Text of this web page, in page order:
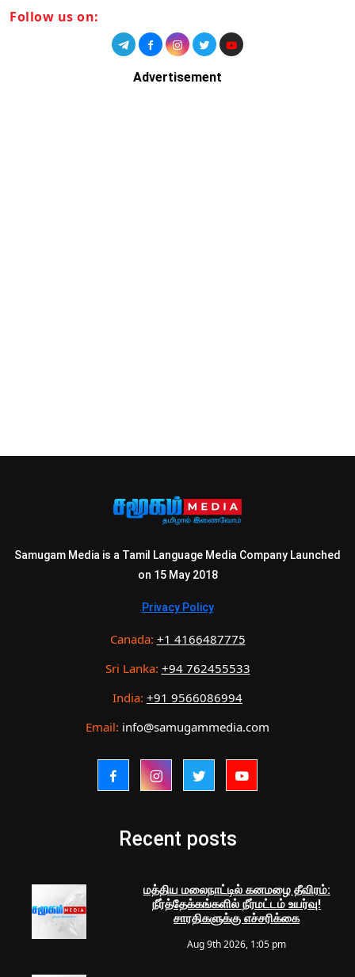
Follow us on:
Advertisement
Samugam Media is a Tamil Language Media Company Launched
on 15 May 2018
Privacy Policy
Canada: +1 4166487775
Sri Lanka: +94 762455533
India: +91 9566086994
Email: info@samugammedia.com
Recent posts
மத்திய மலைநாட்டில் கனமழை தீவிரம்:
நீர்த்தேக்கங்களில் நீர்மட்டம் உயர்வு!
சாரதிகளுக்கு எச்சரிக்கை
Aug 9th 2026, 1:05 pm